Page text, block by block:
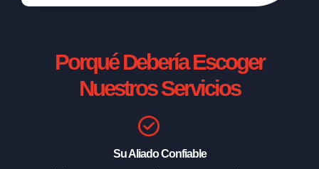
Porqué Debería Escoger
Nuestros Servicios
Su Aliado Confiable